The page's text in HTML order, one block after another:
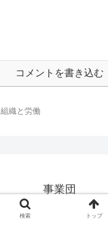
コメントを書き込む
組織と労働
事業団
© 2026 事業団.
検索 トップ